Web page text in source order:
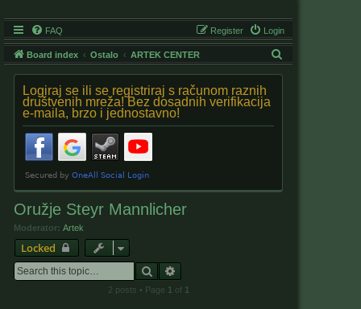
FAQ Login
Register
Board index Ostalo ARTEK CENTER
Logiraj se ili se registriraj s računom raznih
društvenih mreža! Bez dosadnih verifikacija
e-maila, brzo i jednostavno!
Oružje Steyr Mannlicher
Moderator: Artek
Locked
Search
2 posts • Page 1 of 1